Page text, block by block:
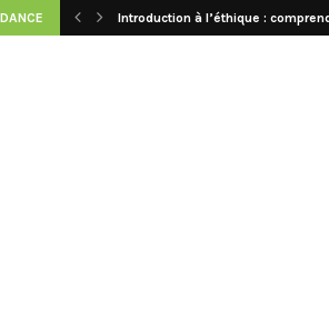
Introduction à l’éthique :